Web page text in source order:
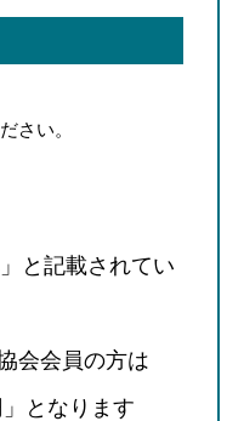
さい。
と記載されてい
会会員の方は
となります